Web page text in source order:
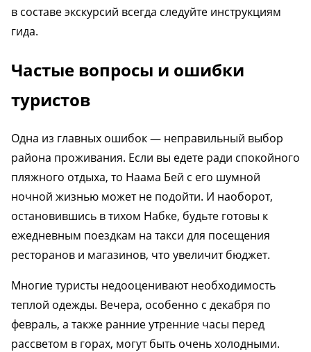
в составе экскурсий всегда следуйте инструкциям
гида.
Частые вопросы и ошибки
туристов
Одна из главных ошибок — неправильный выбор
района проживания. Если вы едете ради спокойного
пляжного отдыха, то Наама Бей с его шумной
ночной жизнью может не подойти. И наоборот,
остановившись в тихом Набке, будьте готовы к
ежедневным поездкам на такси для посещения
ресторанов и магазинов, что увеличит бюджет.
Многие туристы недооценивают необходимость
теплой одежды. Вечера, особенно с декабря по
февраль, а также ранние утренние часы перед
рассветом в горах, могут быть очень холодными.